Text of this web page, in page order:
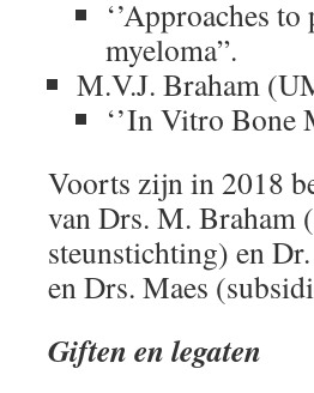
‘’Approaches
myeloma”.
M.V.J. Braham
‘’In Vitro Bone
Voorts zijn in 2018
van Drs. M. Braham
steunstichting) en
en Drs. Maes
Giften en legaten